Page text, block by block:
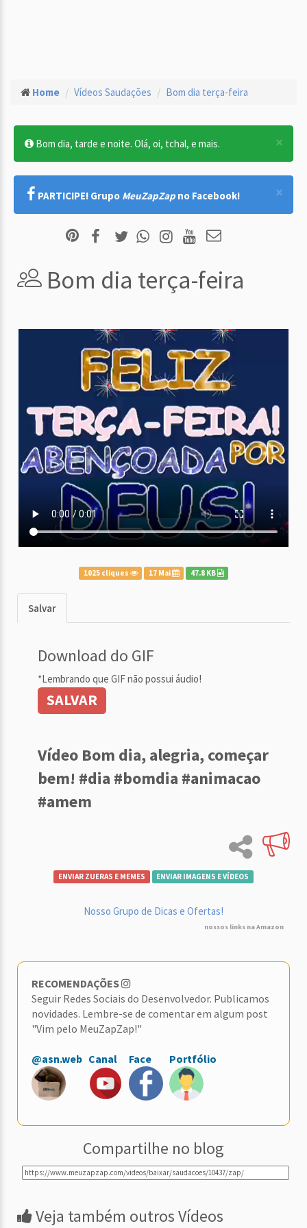
Home Vídeos Saudações Bom dia terça-feira
×
Bom dia, tarde e noite. Olá, oi, tchal, e mais.
×
PARTICIPE! Grupo MeuZapZap no Facebook!
Bom dia terça-feira
1025 cliques 17 Mai 47.8 KB
Salvar
Download do GIF
*Lembrando que GIF não possui áudio!
SALVAR
Vídeo Bom dia, alegria, começar
bem! #dia #bomdia #animacao
#amem
ENVIAR ZUERAS E MEMES ENVIAR IMAGENS E VÍDEOS
Nosso Grupo de Dicas e Ofertas!
nossos links na Amazon
RECOMENDAÇÕES
Seguir Redes Sociais do Desenvolvedor. Publicamos
novidades. Lembre-se de comentar em algum post
"Vim pelo MeuZapZap!"
@asn.web Canal Face Portfólio
Compartilhe no blog
Veja também outros Vídeos